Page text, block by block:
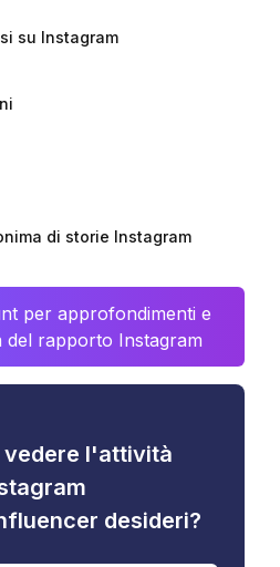
su Instagram
di storie Instagram
per approfondimenti e
del rapporto Instagram
vedere l'attività
desideri?